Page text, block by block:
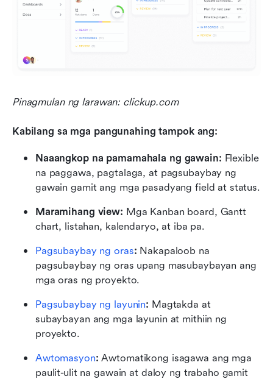
Pinagmulan ng larawan: clickup.com
Kabilang sa mga pangunahing tampok ang:
Naaangkop na pamamahala ng gawain: Flexible
na paggawa, pagtalaga, at pagsubaybay ng
gawain gamit ang mga pasadyang field at status.
Maramihang view: Mga Kanban board, Gantt
chart, listahan, kalendaryo, at iba pa.
Pagsubaybay ng oras: Nakapaloob na
pagsubaybay ng oras upang masubaybayan ang
mga oras ng proyekto.
Pagsubaybay ng layunin: Magtakda at
subaybayan ang mga layunin at mithiin ng
proyekto.
Awtomasyon: Awtomatikong isagawa ang mga
paulit-ulit na gawain at daloy ng trabaho gamit